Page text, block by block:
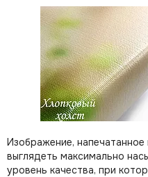
Изображение,
выглядеть максимально
уровень качества, при